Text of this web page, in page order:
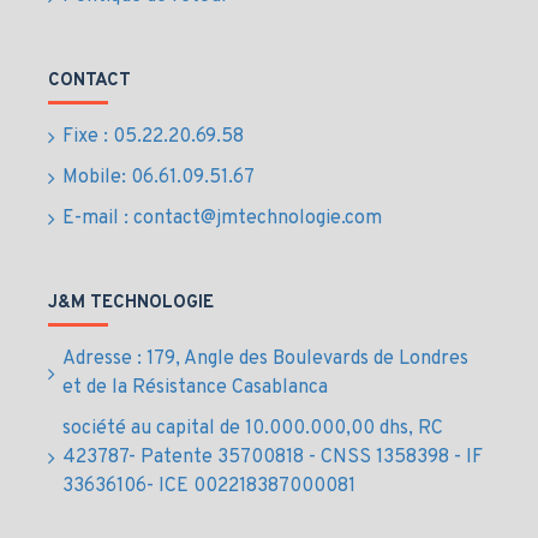
Fonctionnement silencieux grâce à l’absence de
Installation et support technique locaux fournis
par J&M Technologie au Maroc
Usages
avantages du Switch
Ubiquiti USW-24-POE
au Maroc
Idéal pour les réseaux d’entreprise, avec
CONTACT
Fixe : 05.22.20.69.58
Mobile: 06.61.09.51.67
E-mail : contact@jmtechnologie.com
J&M TECHNOLOGIE
Adresse : 179, Angle des Boulevards de Londres
et de la Résistance Casablanca
société au capital de 10.000.000,00 dhs, RC
423787- Patente 35700818 - CNSS 1358398 - IF
33636106- ICE 002218387000081